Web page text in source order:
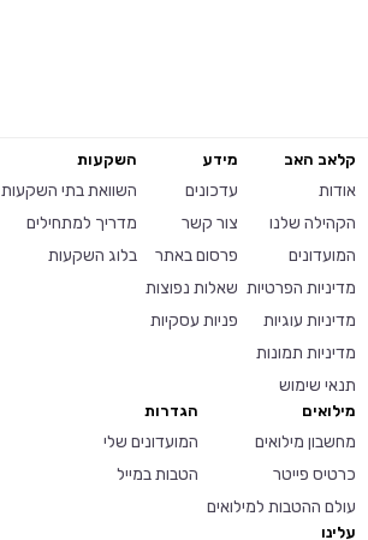
קלאב האב
אודות
הקהילה שלנו
המועדונים
מדיניות הפרטיות
מדיניות עוגיות
מדיניות תמונות
תנאי שימוש
מידע
עדכונים
צור קשר
פרסום באתר
שאלות נפוצות
פניות עסקיות
השקעות
השוואת בתי השקעות
מדריך למתחילים
בלוג השקעות
מילואים
מחשבון מילואים
כרטיס פייטר
עולם ההטבות למילואים
הגדרות
המועדונים שלי
הטבות במייל
עלינו